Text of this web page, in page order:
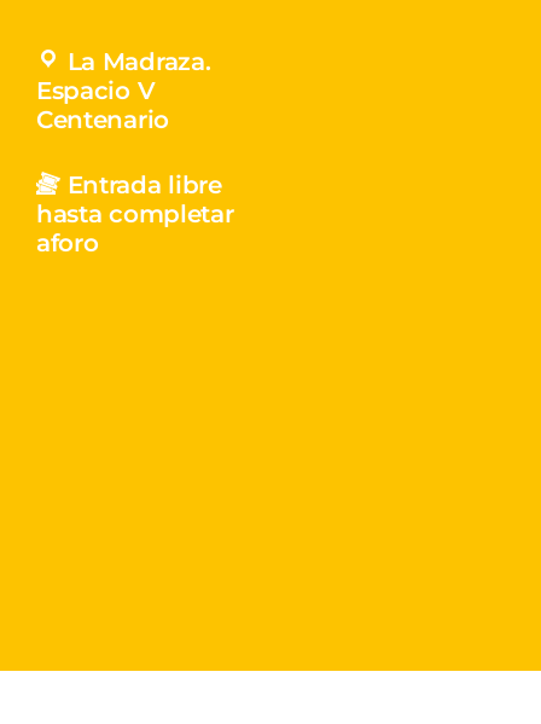
La Madraza.
Espacio V
Centenario
Entrada libre
hasta completar
aforo